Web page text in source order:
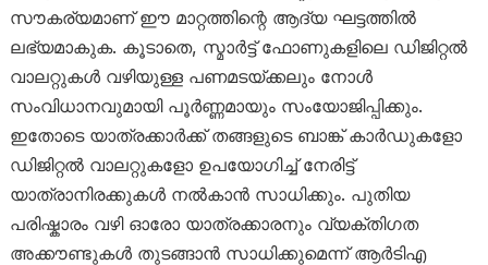
സൗകര്യമാണ് ഈ മാറ്റത്തിന്റെ ആദ്യ ഘട്ടത്തിൽ
ലഭ്യമാകുക. കൂടാതെ, സ്മാർട്ട് ഫോണുകളിലെ ഡിജിറ്റൽ
വാലറ്റുകൾ വഴിയുള്ള പണമടയ്ക്കലും നോൾ
സംവിധാനവുമായി പൂർണ്ണമായും സംയോജിപ്പിക്കും.
ഇതോടെ യാത്രക്കാർക്ക് തങ്ങളുടെ ബാങ്ക് കാർഡുകളോ
ഡിജിറ്റൽ വാലറ്റുകളോ ഉപയോഗിച്ച് നേരിട്ട്
യാത്രാനിരക്കുകൾ നൽകാൻ സാധിക്കും. പുതിയ
പരിഷ്കാരം വഴി ഓരോ യാത്രക്കാരനും വ്യക്തിഗത
അക്കൗണ്ടുകൾ തുടങ്ങാൻ സാധിക്കുമെന്ന് ആർടിഎ